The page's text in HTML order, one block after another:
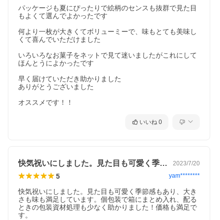
パッケージも夏にぴったりで絵柄のセンスも抜群で見た目
もよくて選んでよかったです
何より一枚が大きくてボリューミーで、味もとても美味し
くて喜んでいただけました
いろいろなお菓子をネットで見て迷いましたがこれにして
ほんとうによかったです
早く届けていただき助かりました
ありがとうございました
オススメです！！
いいね 0
快気祝いにしました。見た目も可愛く季節… 2023/7/20
5 yam********
快気祝いにしました。見た目も可愛く季節感もあり、大き
さも味も満足しています。個包装で箱にまとめ入れ、配る
ときの包装資材処理も少なく助かりました！価格も満足で
す。